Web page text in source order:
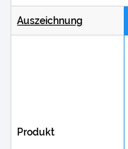
Auszeichnung
Produkt